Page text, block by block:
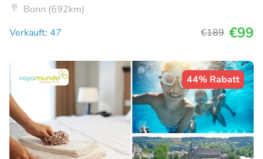
Bonn (692km)
Verkauft: 47
€189 €99
44% Rabatt